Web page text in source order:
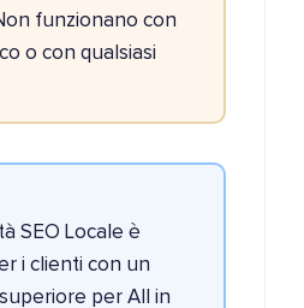
funzionano con
o con qualsiasi
SEO Locale è
i clienti con un
per All in